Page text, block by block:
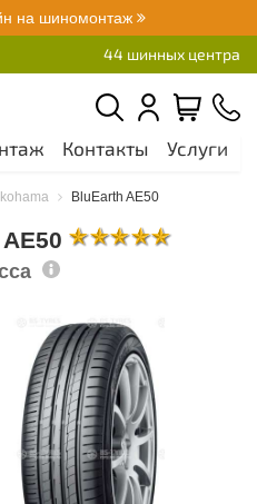
на шиномонтаж
44 шинных центра
Контакты Услуги
BluEarth AE50